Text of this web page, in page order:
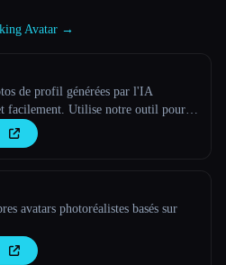
Avatar →
de profil générées par l'IA
facilement. Utilise notre outil pour
de profil IA personnalisées et
minutes. Essaye-le →
avatars photoréalistes basés sur